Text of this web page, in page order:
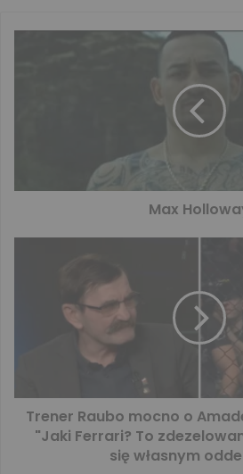
Max
Trener Raubo mocno o
"Jaki Ferrari? To
się własnym